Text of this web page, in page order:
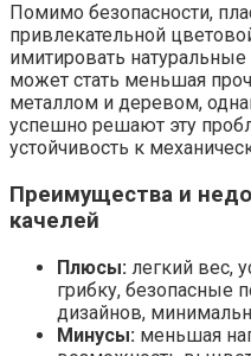
Помимо безопасности,
привлекательной
имитировать
может стать меньшая
металлом и деревом,
успешно решают эту
устойчивость к
Преимущества и
качелей
Плюсы: легкий вес,
грибку, безопасные
дизайнов,
Минусы: меньшая